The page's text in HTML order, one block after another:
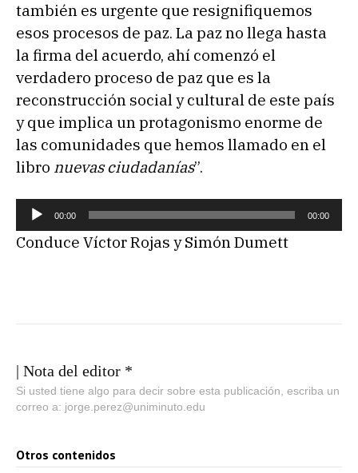
también es urgente que resignifiquemos
esos procesos de paz. La paz no llega hasta
la firma del acuerdo, ahí comenzó el
verdadero proceso de paz que es la
reconstrucción social y cultural de este país
y que implica un protagonismo enorme de
las comunidades que hemos llamado en el
libro nuevas ciudadanías”.
e
p
c
t
o
d
00:00 00:00
Conduce Víctor Rojas y Simón Dumett
| Nota del editor *
Si usted tiene algo para decir sobre esta publicación, escriba un
correo a: jorge.perez@uniminuto.edu
Otros contenidos